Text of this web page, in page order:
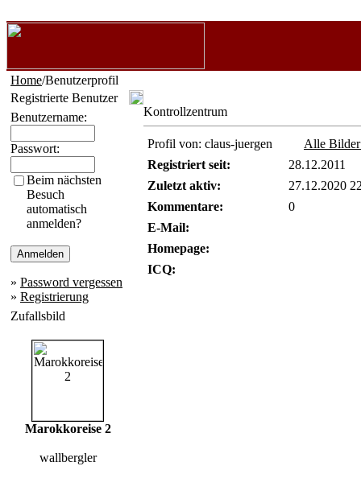
Home/Benutzerprofil
Registrierte Benutzer
Benutzername:
Passwort:
Beim nächsten
Besuch
automatisch
anmelden?
» Password vergessen
» Registrierung
Zufallsbild
Marokkoreise 2
wallbergler
Kontrollzentrum
Profil von: claus-juergen
Alle Bilder
Registriert seit:
28.12.2011
Zuletzt aktiv:
27.12.2020
Kommentare:
0
E-Mail:
Homepage:
ICQ: